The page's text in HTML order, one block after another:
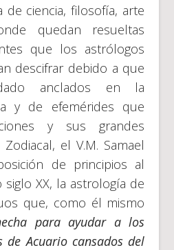
de ciencia, filosofía, arte
quedan resueltas
que los astrólogos
descifrar debido a que
anclados en la
y de efemérides que
y sus grandes
el V.M. Samael
de principios al
XX, la astrología de
que, como él mismo
para ayudar a los
de Acuario cansados del